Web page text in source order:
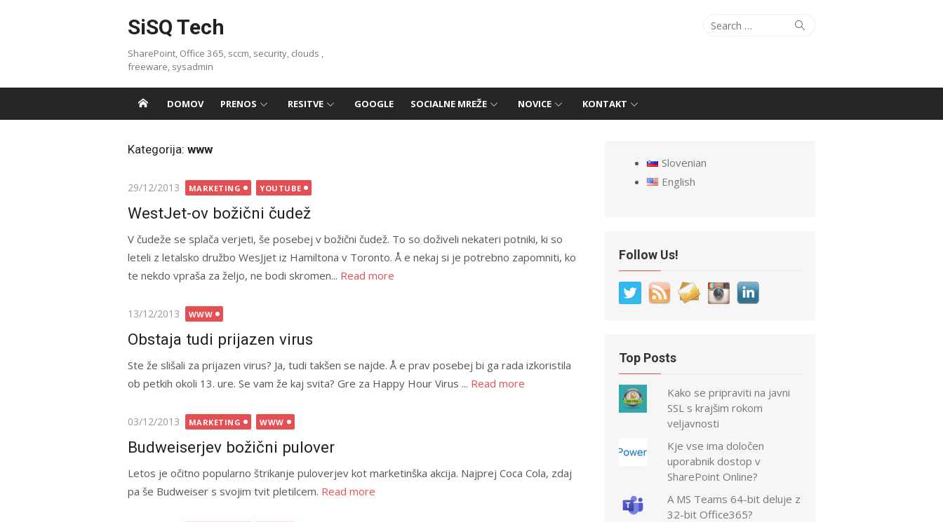
SiSQ Tech
SharePoint, Office 365, sccm, security, clouds ,
freeware, sysadmin
Search
Search
DOMOV PRENOS RESITVE GOOGLE SOCIALNE MREŽE NOVICE KONTAKT
Kategorija: www
Posted
on
29/12/2013 MARKETING YOUTUBE
WestJet-ov božični čudež
V čudeže se splača verjeti, še posebej v božični čudež. To so doživeli nekateri potniki, ki so
leteli z letalsko družbo WesJjet iz Hamiltona v Toronto. Å e nekaj si je potrebno zapomniti, ko
te nekdo vpraša za željo, ne bodi skromen... Read more
Posted
on
13/12/2013 WWW
Obstaja tudi prijazen virus
Ste že slišali za prijazen virus? Ja, tudi takšen se najde. Å e prav posebej bi ga rada izkoristila
ob petkih okoli 13. ure. Se vam že kaj svita? Gre za Happy Hour Virus ... Read more
Posted
on
03/12/2013 MARKETING WWW
Budweiserjev božični pulover
Letos je očitno popularno štrikanje puloverjev kot marketinška akcija. Najprej Coca Cola, zdaj
pa še Budweiser s svojim tvit pletilcem. Read more
Slovenian
English
Follow Us!
Top Posts
Kako se pripraviti na javni
SSL s krajšim rokom
veljavnosti
Kje vse ima določen
uporabnik dostop v
SharePoint Online?
A MS Teams 64-bit deluje z
32-bit Office365?